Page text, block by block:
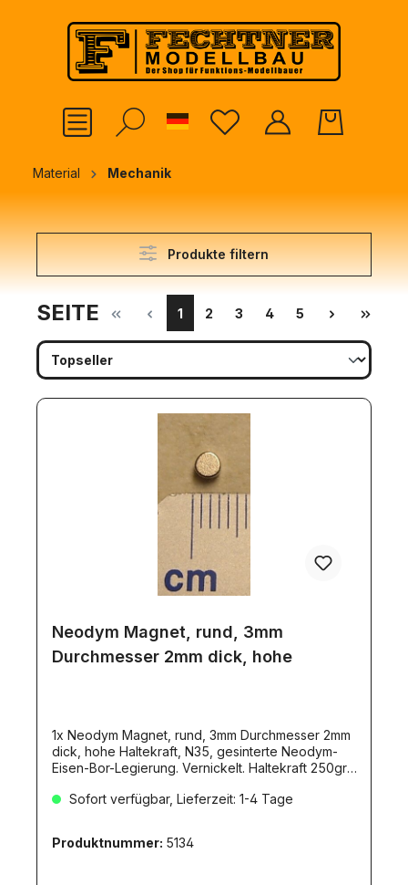
springen
German
Material Mechanik
Produkte filtern
SEITE 1 2 3 4 5
Neodym Magnet, rund, 3mm
Durchmesser 2mm dick, hohe
1x Neodym Magnet, rund, 3mm Durchmesser 2mm
dick, hohe Haltekraft, N35, gesinterte Neodym-
Eisen-Bor-Legierung. Vernickelt. Haltekraft 250gr.
Sofort verfügbar, Lieferzeit: 1-4 Tage
Produktnummer: 5134